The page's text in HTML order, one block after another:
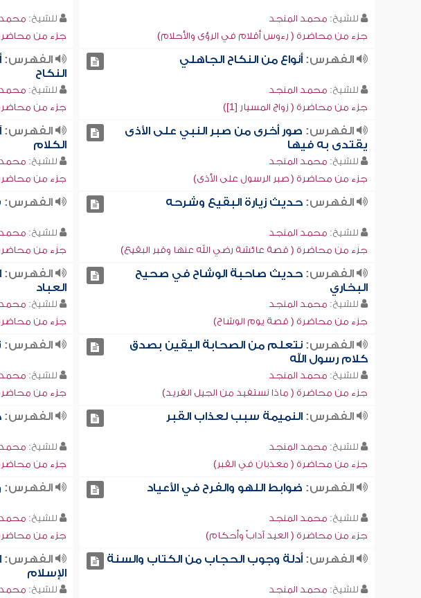
للشيخ: محمد المنجد
جزء من محاضرة ( رءوس أقلام في الرؤى والأحلام)
للشيخ: محمد
جزء من محاضرة
الفهرس:أنواع من النكاح الجاهلي
للشيخ: محمد المنجد
جزء من محاضرة ( زواج المسيار [1])
الفهرس:
النكاح
للشيخ: محمد
جزء من محاضرة (
الفهرس: صور أخرى من صبر النبي على الأذى
يقتدى به فيها
للشيخ: محمد المنجد
جزء من محاضرة ( صبر الرسول على الأذى)
الفهرس:
الكلام
للشيخ: محمد
جزء من
الفهرس:حديث زيارة البقيع وشرحه
للشيخ: محمد المنجد
جزء من محاضرة ( قصة عائشة رضي الله عنها وقبر البقيع)
الفهرس:
للشيخ: محمد
جزء من
الفهرس:حديث صاحبة الوشاح في صحيح
البخاري
للشيخ: محمد المنجد
جزء من محاضرة ( قصة يوم الوشاح)
الفهرس:
العباد
للشيخ: محمد
جزء من
الفهرس:نتعلم من الصحابة اليقين بصدق
كلام رسول الله
للشيخ: محمد المنجد
جزء من محاضرة ( ماذا نستفيد من الجيل الفريد)
الفهرس:
للشيخ: محمد
جزء من محاضرة
الفهرس:النميمة سبب لعذاب القبر
للشيخ: محمد المنجد
جزء من محاضرة ( معذبان في القبر)
الفهرس:
للشيخ: محمد
جزء من محاضرة
الفهرس: ضوابط اللهو والفرح في الأعياد
للشيخ: محمد المنجد
جزء من محاضرة ( العيد آدابٌ وأحكام)
الفهرس:
للشيخ: محمد
جزء من محاضرة
الفهرس:أدلة وجوب الحجاب من الكتاب والسنة
للشيخ: محمد المنجد
الفهرس:
الإسلام
للشيخ: محمد